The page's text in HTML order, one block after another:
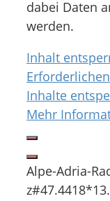
dabei Daten
werden.
Inhalt
Inhalte
Mehr
Alpe-Adria-